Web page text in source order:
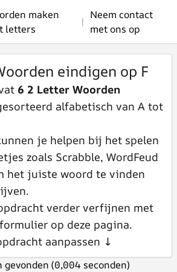
maken
letters
|
Neem contact
met ons op
eindigen op F
6 2 Letter Woorden
alfabetisch van A tot
je helpen bij het spelen
zoals Scrabble, WordFeud
het juiste woord te vinden
verder verfijnen met
op deze pagina.
aanpassen ↓
gevonden (0,004 seconden)